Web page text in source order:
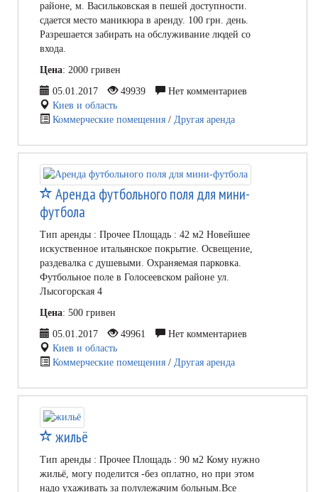
районе, м. Васильковская в пешей доступности.
сдается место маникюра в аренду. 100 грн. день.
Разрешается забирать на обслуживание людей со
входа.
Цена: 2000 гривен
05.01.2017
49939
Нет комментариев
Киев и область
Коммерческие помещения / Другая аренда
Аренда футбольного поля для мини-
футбола
Тип аренды : Прочее Площадь : 42 м2 Новейшее
искуственное итальянское покрытие. Освещение,
раздевалка с душевыми. Охраняемая парковка.
Футбольное поле в Голосеевском районе ул.
Лысогорская 4
Цена: 500 гривен
05.01.2017
49961
Нет комментариев
Киев и область
Коммерческие помещения / Другая аренда
жильё
Тип аренды : Прочее Площадь : 90 м2 Кому нужно
жильё, могу поделится -без оплатно, но при этом
надо ухаживать за полулежачим больным.Все